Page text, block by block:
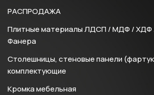
РАСПРОДАЖА
Плитные материалы ЛДСП / МДФ / ХДФ
Фанера
Столешницы, стеновые панели
комплектующие
Кромка мебельная